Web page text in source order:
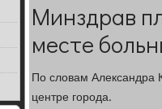
Минздрав
месте
По словам Александра
центре города.